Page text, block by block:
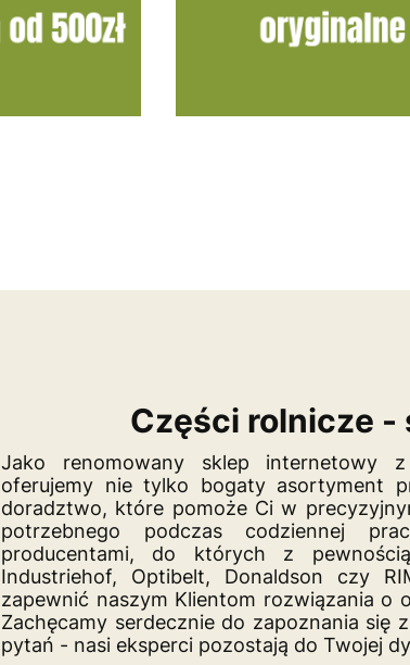
Części rolnicze -
Jako renomowany sklep internetowy
oferujemy nie tylko bogaty asortyment
doradztwo, które pomoże Ci w
potrzebnego podczas codziennej
producentami, do których z
Industriehof, Optibelt, Donaldson czy
zapewnić naszym Klientom rozwiązania o
Zachęcamy serdecznie do zapoznania się
pytań - nasi eksperci pozostają do Twojej